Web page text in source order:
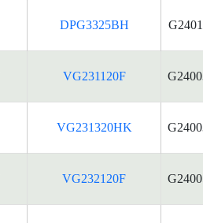
DPG3325BH
VG231120F
VG231320HK
VG232120F